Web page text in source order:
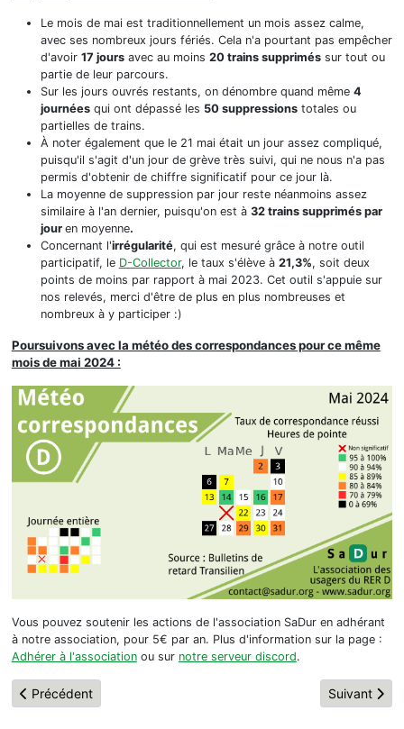
Le mois de mai est traditionnellement un mois assez calme,
avec ses nombreux jours fériés. Cela n'a pourtant pas empêcher
d'avoir 17 joursavec au moins 20 trains suppriméssur tout ou
partie de leur parcours.
Sur les jours ouvrés restants, on dénombre quand même 4
journéesqui ont dépassé les 50 suppressionstotales ou
partielles de trains.
À noter également que le 21 mai était un jour assez compliqué,
puisqu'il s'agit d'un jour de grève très suivi, qui ne nous n'a pas
permis d'obtenir de chiffre significatif pour ce jour là.
La moyenne de suppression par jour reste néanmoins assez
similaire à l'an dernier, puisqu'on est à 32 trains supprimés par
jour en moyenne.
Concernant l'irrégularité, qui est mesuré grâce à notre outil
participatif, le D-Collector, le taux s'élève à 21,3%, soit deux
points de moins par rapport à mai 2023. Cet outil s'appuie sur
nos relevés, merci d'être de plus en plus nombreuses et
nombreux à y participer :)
Poursuivons avec la météo des correspondances pour ce même
mois de mai 2024 :
Vous pouvez soutenir les actions de l'association SaDur en adhérant
à notre association, pour 5€ par an. Plus d'information sur la page :
Adhérer à l'associationou sur notre serveur discord.
Article précédent : La Météo SaDur de la ligne D et des
Précédent Article
Suivant